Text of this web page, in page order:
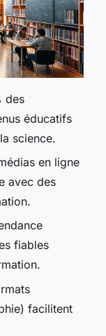
des
éducatifs
science.
en ligne
avec des
fiables
facilitent